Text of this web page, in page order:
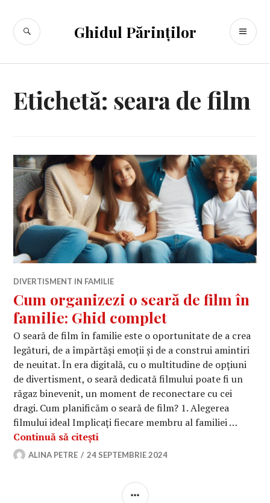
conținut
Ghidul Părinților
CĂUTARE
Etichetă: seara de film
DIVERTISMENT IN FAMILIE
Cum organizezi o seară de film în
familie: Ghid complet
O seară de film în familie este o oportunitate de a crea
legături, de a împărtăși emoții și de a construi amintiri
de neuitat. În era digitală, cu o multitudine de opțiuni
de divertisment, o seară dedicată filmului poate fi un
răgaz binevenit, un moment de reconectare cu cei
dragi. Cum planificăm o seară de film? 1. Alegerea
filmului ideal Implicați fiecare membru al familiei …
Continuă să citești
ALINA PETRE 24 SEPTEMBRIE 2024
BARĂ